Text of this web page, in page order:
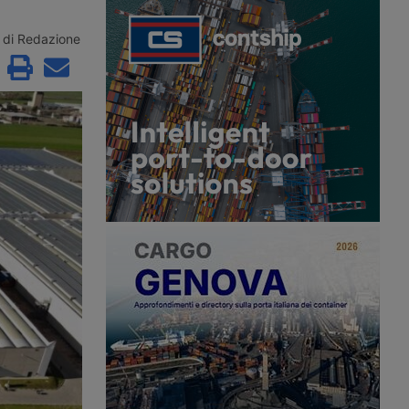
britannico. Nascerà
piattaforma
con la chiusura
metà del 2027.
Cremona, per un polo logistico da
61mila metri quadrati, con i lavori in
avvio nel quarto trimestre del 2026.
di Redazione